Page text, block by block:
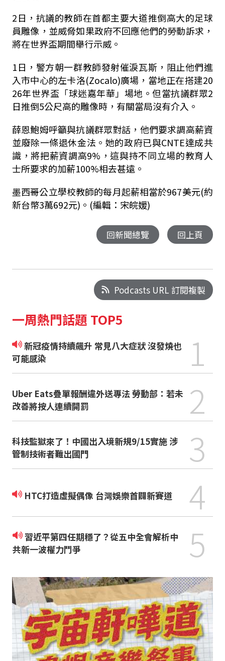
2日，抗議的教師在首都主要大道推倒高大的足球
員雕像，並威脅如果政府不回應他們的勞動訴求，
將在世界盃期間舉行示威。
1日，警方朝一群教師發射催淚瓦斯，阻止他們進
入市中心的左卡洛(Zocalo)廣場，當地正在搭建20
26年世界盃「球迷嘉年華」場地。但當抗議群眾2
日推倒5公尺高的雕像時，有關當局沒有介入。
薛恩鮑姆呼籲與抗議群眾對話，他們要求調高薪資
並廢除一條退休金法。她的政府已與CNTE達成共
識，將把薪資調高9%，這與持不同立場的教育人
士所要求的加薪100%相去甚遠。
墨西哥公立學校教師的每月起薪相當於967美元(約
新台幣3萬692元)。(編輯：宋皖媛)
回新聞總覽 回上頁
Podcasts URL 訂閱複製
一周熱門話題 TOP5
新冠疫情持續飆升 常見八大症狀 沒發燒也
可能感染
1
Uber Eats疊單報酬違外送專法 勞動部：若未
改善將按人連續開罰
2
科技監獄來了！中國出入境新規9/15實施 涉
管制技術者難出國門
3
HTC打造虛擬偶像 台灣娛樂首闢新賽道 4
習近平第四任期穩了？從五中全會解析中
共新一波權力鬥爭
5